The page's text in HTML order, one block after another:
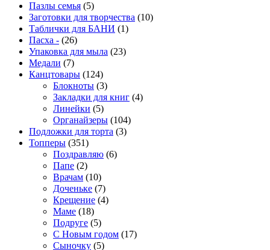
Пазлы семья (5)
Заготовки для творчества (10)
Таблички для БАНИ (1)
Пасха - (26)
Упаковка для мыла (23)
Медали (7)
Канцтовары (124)
Блокноты (3)
Закладки для книг (4)
Линейки (5)
Органайзеры (104)
Подложки для торта (3)
Топперы (351)
Поздравляю (6)
Папе (2)
Врачам (10)
Доченьке (7)
Крещение (4)
Маме (18)
Подруге (5)
С Новым годом (17)
Сыночку (5)